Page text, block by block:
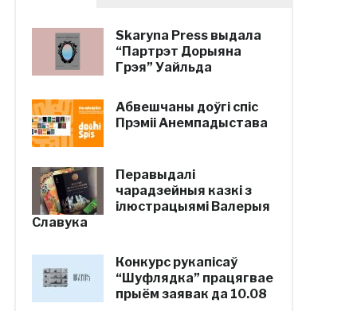
Skaryna Press выдала
“Партрэт Дорыяна
Грэя” Уайльда
Абвешчаны доўгі спіс
Прэміі Анемпадыстава
Перавыдалі
чарадзейныя казкі з
ілюстрацыямі Валерыя
Славука
Конкурс рукапісаў
“Шуфлядка” працягвае
прыём заявак да 10.08